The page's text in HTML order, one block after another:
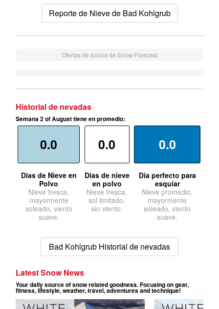
Reporte de Nieve de Bad Kohlgrub
Ofertas de socios de Snow-Forecast
Historial de nevadas
Semana 2 of August tiene en promedio:
0.0
Dias de Nieve en
Polvo
Nieve fresca,
mayormente
soleado, viento
suave.
0.0
Dias de nieve
en polvo
Nieve fresca,
sol limitado,
sin viento.
0.0
Dia perfecto para
esquiar
Nieve promedio,
mayormente
soleado, viento
suave.
Bad Kohlgrub Historial de nevadas